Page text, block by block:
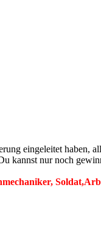
eingeleitet
kannst nur noch